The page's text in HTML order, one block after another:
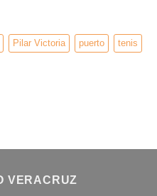
Pilar Victoria puerto tenis
VERACRUZ